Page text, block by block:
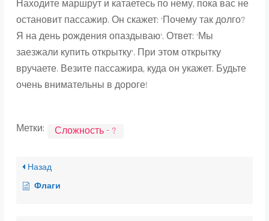
Находите маршрут и катаетесь по нему, пока вас не
остановит пассажир. Он скажет: ‘Почему так долго?
Я на день рождения опаздываю‘. Ответ: ‘Мы
заезжали купить открытку‘. При этом открытку
вручаете. Везите пассажира, куда он укажет. Будьте
очень внимательны в дороге!
Метки: Сложность - ?
Назад
Флаги